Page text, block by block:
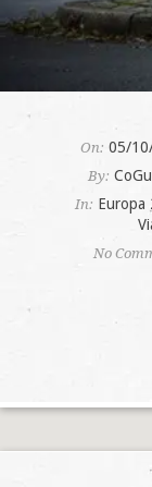
On: 05/
By:
In: Europa
No